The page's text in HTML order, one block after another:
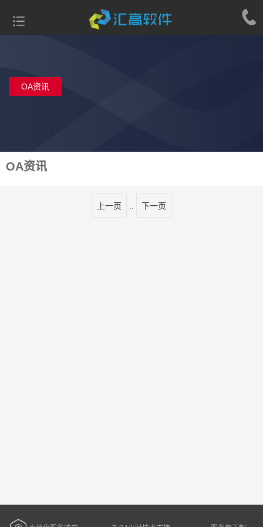
OA资讯
OA资讯
上一页 下一页